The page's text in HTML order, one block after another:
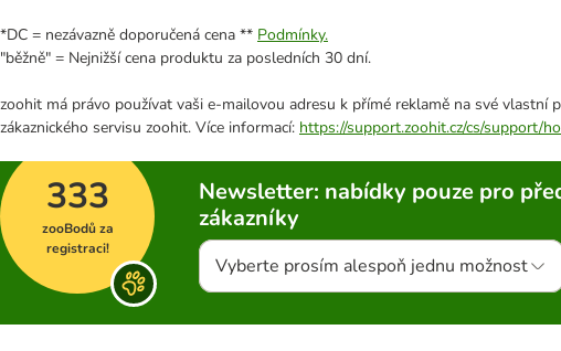
*DC = nezávazně doporučená cena ** Podmínky.
"běžně" = Nejnižší cena produktu za posledních 30 dní.
zoohit má právo používat vaši e-mailovou adresu k přímé reklamě na své
zákaznického servisu zoohit. Více informací: https://support.zoohit.cz/cs/support/
333
zooBodů za
registraci!
Newsletter: nabídky pouze pro
zákazníky
Vyberte prosím alespoň jednu možnost